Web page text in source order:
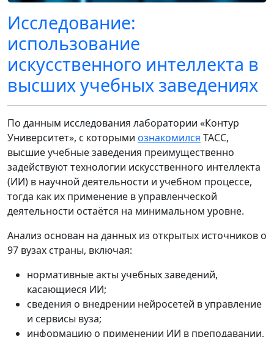
Исследование:
использование
искусственного интеллекта в
высших учебных заведениях
По данным исследования лаборатории «Контур
Университет», с которыми ознакомился ТАСС,
высшие учебные заведения преимущественно
задействуют технологии искусственного интеллекта
(ИИ) в научной деятельности и учебном процессе,
тогда как их применение в управленческой
деятельности остаётся на минимальном уровне.
Анализ основан на данных из открытых источников о
97 вузах страны, включая:
нормативные акты учебных заведений,
касающиеся ИИ;
сведения о внедрении нейросетей в управление
и сервисы вуза;
информацию о применении ИИ в преподавании,